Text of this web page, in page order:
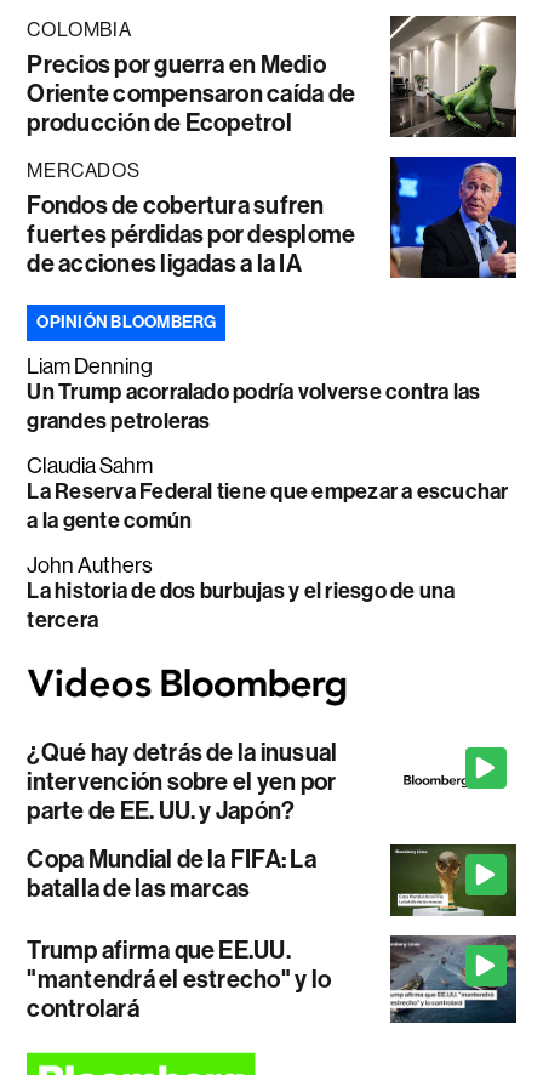
COLOMBIA
Precios por guerra en Medio
Oriente compensaron caída de
producción de Ecopetrol
MERCADOS
Fondos de cobertura sufren
fuertes pérdidas por desplome
de acciones ligadas a la IA
OPINIÓN BLOOMBERG
Liam Denning
Un Trump acorralado podría volverse contra las
grandes petroleras
Claudia Sahm
La Reserva Federal tiene que empezar a escuchar
a la gente común
John Authers
La historia de dos burbujas y el riesgo de una
tercera
¿Qué hay detrás de la inusual
intervención sobre el yen por
parte de EE. UU. y Japón?
Copa Mundial de la FIFA: La
batalla de las marcas
Trump afirma que EE.UU.
"mantendrá el estrecho" y lo
controlará